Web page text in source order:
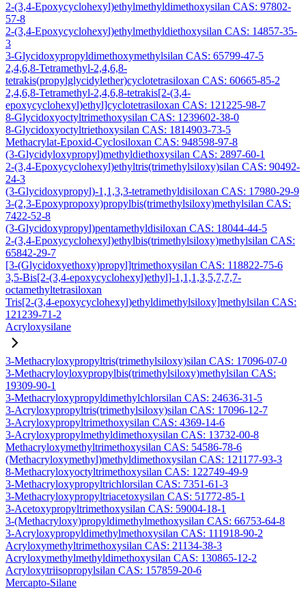
2-(3,4-Epoxycyclohexyl)ethylmethyldimethoxysilan CAS: 97802-
57-8
2-(3,4-Epoxycyclohexyl)ethylmethyldiethoxysilan CAS: 14857-35-
3
3-Glycidoxypropyldimethoxymethylsilan CAS: 65799-47-5
2,4,6,8-Tetramethyl-2,4,6,8-
tetrakis(propylglycidylether)cyclotetrasiloxan CAS: 60665-85-2
2,4,6,8-Tetramethyl-2,4,6,8-tetrakis[2-(3,4-
epoxycyclohexyl)ethyl]cyclotetrasiloxan CAS: 121225-98-7
8-Glycidoxyoctyltrimethoxysilan CAS: 1239602-38-0
8-Glycidoxyoctyltriethoxysilan CAS: 1814903-73-5
Methacrylat-Epoxid-Cyclosiloxan CAS: 948598-97-8
(3-Glycidyloxypropyl)methyldiethoxysilan CAS: 2897-60-1
2-(3,4-Epoxycyclohexyl)ethyltris(trimethylsiloxy)silan CAS: 90492-
24-3
(3-Glycidoxypropyl)-1,1,3,3-tetramethyldisiloxan CAS: 17980-29-9
3-(2,3-Epoxypropoxy)propylbis(trimethylsiloxy)methylsilan CAS:
7422-52-8
(3-Glycidoxypropyl)pentamethyldisiloxan CAS: 18044-44-5
2-(3,4-Epoxycyclohexyl)ethylbis(trimethylsiloxy)methylsilan CAS:
65842-29-7
[3-(Glycidoxyethoxy)propyl]trimethoxysilan CAS: 118822-75-6
3,5-Bis[2-(3,4-epoxycyclohexyl)ethyl]-1,1,1,3,5,7,7,7-
octamethyltetrasiloxan
Tris[2-(3,4-epoxycyclohexyl)ethyldimethylsiloxy]methylsilan CAS:
121239-71-2
Acryloxysilane
3-Methacryloxypropyltris(trimethylsiloxy)silan CAS: 17096-07-0
3-Methacryloyloxypropylbis(trimethylsiloxy)methylsilan CAS:
19309-90-1
3-Methacryloxypropyldimethylchlorsilan CAS: 24636-31-5
3-Acryloxypropyltris(trimethylsiloxy)silan CAS: 17096-12-7
3-Acryloxypropyltrimethoxysilan CAS: 4369-14-6
3-Acryloxypropylmethyldimethoxysilan CAS: 13732-00-8
Methacryloxymethyltrimethoxysilan CAS: 54586-78-6
(Methacryloxymethyl)methyldimethoxysilan CAS: 121177-93-3
8-Methacryloxyoctyltrimethoxysilan CAS: 122749-49-9
3-Methacryloxypropyltrichlorsilan CAS: 7351-61-3
3-Methacryloxypropyltriacetoxysilan CAS: 51772-85-1
3-Acetoxypropyltrimethoxysilan CAS: 59004-18-1
3-(Methacryloxy)propyldimethylmethoxysilan CAS: 66753-64-8
3-Acryloxypropyldimethylmethoxysilan CAS: 111918-90-2
Acryloxymethyltrimethoxysilan CAS: 21134-38-3
Acryloxymethylmethyldimethoxysilan CAS: 130865-12-2
Acryloxytriisopropylsilan CAS: 157859-20-6
Mercapto-Silane